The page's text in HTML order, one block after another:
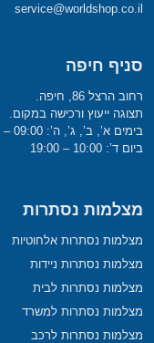
service@worldshop.co.il
סניף חיפה
רחוב הרצל 86, חיפה.
תצוגה ייעוץ ורכישה במקום.
בימים א’, ב’, ג’, ה’: 09:00 – 18:00
ביום ד’: 10:00 – 19:00
מצלמות נסתרות
מצלמות נסתרות אלחוטיות
מצלמות נסתרות ניידות
מצלמות נסתרות לבית
מצלמות נסתרות למשרד
מצלמות נסתרות לרכב